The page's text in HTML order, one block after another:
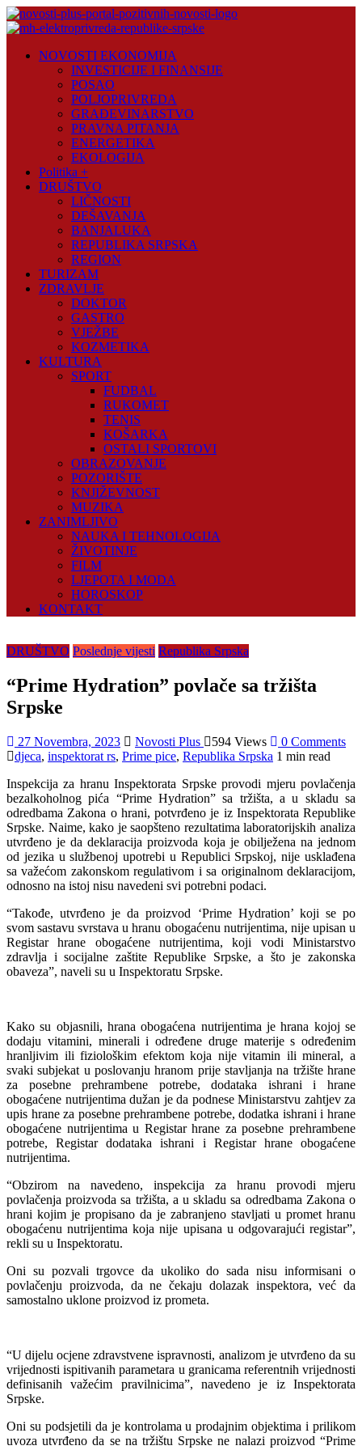
Skip
to
Plus
NOVOSTI EKONOMIJA
INVESTICIJE I FINANSIJE
POSAO
POLJOPRIVREDA
GRAĐEVINARSTVO
PRAVNA PITANJA
ENERGETIKA
EKOLOGIJA
Politika +
DRUŠTVO
LIČNOSTI
DEŠAVANJA
BANJALUKA
REPUBLIKA SRPSKA
REGION
TURIZAM
ZDRAVLJE
DOKTOR
GASTRO
VJEŽBE
KOZMETIKA
KULTURA
SPORT
FUDBAL
RUKOMET
TENIS
KOŠARKA
OSTALI SPORTOVI
OBRAZOVANJE
POZORIŠTE
KNJIŽEVNOST
MUZIKA
ZANIMLJIVO
NAUKA I TEHNOLOGIJA
ŽIVOTINJE
FILM
LJEPOTA I MODA
HOROSKOP
KONTAKT
DRUŠTVO Poslednje vijesti Republika Srpska
“Prime Hydration” povlače sa tržišta
Srpske
27 Novembra, 2023 Novosti Plus 594 Views
0 Comments
djeca, inspektorat rs, Prime pice, Republika Srpska 1 min read
Inspekcija za hranu Inspektorata Srpske provodi mjeru povlačenja
bezalkoholnog pića “Prime Hydration” sa tržišta, a u skladu sa
odredbama Zakona o hrani, potvrđeno je iz Inspektorata Republike
Srpske. Naime, kako je saopšteno rezultatima laboratorijskih analiza
utvrđeno je da deklaracija proizvoda koja je obilježena na jednom
od jezika u službenoj upotrebi u Republici Srpskoj, nije usklađena
sa važećom zakonskom regulativom i sa originalnom deklaracijom,
odnosno na istoj nisu navedeni svi potrebni podaci.
“Takođe, utvrđeno je da proizvod ‘Prime Hydration’ koji se po
svom sastavu svrstava u hranu obogaćenu nutrijentima, nije upisan u
Registar hrane obogaćene nutrijentima, koji vodi Ministarstvo
zdravlja i socijalne zaštite Republike Srpske, a što je zakonska
obaveza”, naveli su u Inspektoratu Srpske.
Kako su objasnili, hrana obogaćena nutrijentima je hrana kojoj se
dodaju vitamini, minerali i određene druge materije s određenim
hranljivim ili fiziološkim efektom koja nije vitamin ili mineral, a
svaki subjekat u poslovanju hranom prije stavljanja na tržište hrane
za posebne prehrambene potrebe, dodataka ishrani i hrane
obogaćene nutrijentima dužan je da podnese Ministarstvu zahtjev za
upis hrane za posebne prehrambene potrebe, dodatka ishrani i hrane
obogaćene nutrijentima u Registar hrane za posebne prehrambene
potrebe, Registar dodataka ishrani i Registar hrane obogaćene
nutrijentima.
“Obzirom na navedeno, inspekcija za hranu provodi mjeru
povlačenja proizvoda sa tržišta, a u skladu sa odredbama Zakona o
hrani kojim je propisano da je zabranjeno stavljati u promet hranu
obogaćenu nutrijentima koja nije upisana u odgovarajući registar”,
rekli su u Inspektoratu.
Oni su pozvali trgovce da ukoliko do sada nisu informisani o
povlačenju proizvoda, da ne čekaju dolazak inspektora, već da
samostalno uklone proizvod iz prometa.
“U dijelu ocjene zdravstvene ispravnosti, analizom je utvrđeno da su
vrijednosti ispitivanih parametara u granicama referentnih vrijednosti
definisanih važećim pravilnicima”, navedeno je iz Inspektorata
Srpske.
Oni su podsjetili da je kontrolama u prodajnim objektima i prilikom
uvoza utvrđeno da se na tržištu Srpske ne nalazi proizvod “Prime